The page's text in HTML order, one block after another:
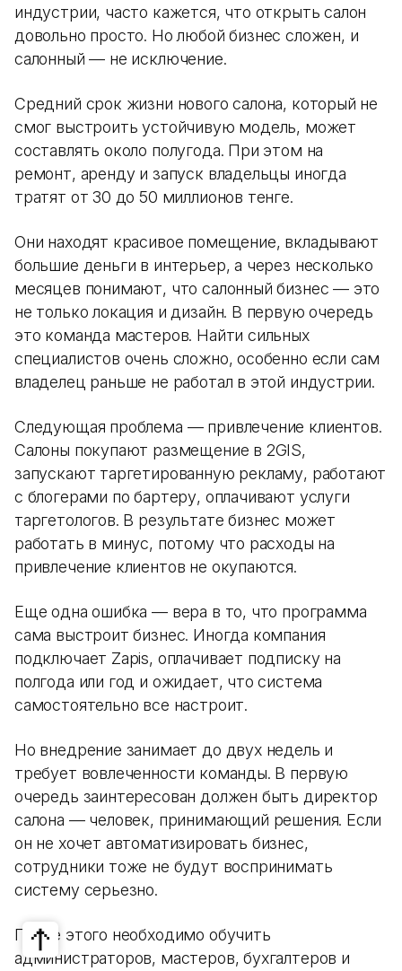
индустрии, часто кажется, что открыть салон
довольно просто. Но любой бизнес сложен, и
салонный — не исключение.
Средний срок жизни нового салона, который не
смог выстроить устойчивую модель, может
составлять около полугода. При этом на
ремонт, аренду и запуск владельцы иногда
тратят от 30 до 50 миллионов тенге.
Они находят красивое помещение, вкладывают
большие деньги в интерьер, а через несколько
месяцев понимают, что салонный бизнес — это
не только локация и дизайн. В первую очередь
это команда мастеров. Найти сильных
специалистов очень сложно, особенно если сам
владелец раньше не работал в этой индустрии.
Следующая проблема — привлечение клиентов.
Салоны покупают размещение в 2GIS,
запускают таргетированную рекламу, работают
с блогерами по бартеру, оплачивают услуги
таргетологов. В результате бизнес может
работать в минус, потому что расходы на
привлечение клиентов не окупаются.
Еще одна ошибка — вера в то, что программа
сама выстроит бизнес. Иногда компания
подключает Zapis, оплачивает подписку на
полгода или год и ожидает, что система
самостоятельно все настроит.
Но внедрение занимает до двух недель и
требует вовлеченности команды. В первую
очередь заинтересован должен быть директор
салона — человек, принимающий решения. Если
он не хочет автоматизировать бизнес,
сотрудники тоже не будут воспринимать
систему серьезно.
После этого необходимо обучить
администраторов, мастеров, бухгалтеров и